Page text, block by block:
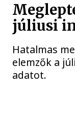
júliusi
Hatalmas
elemzők a
adatot.